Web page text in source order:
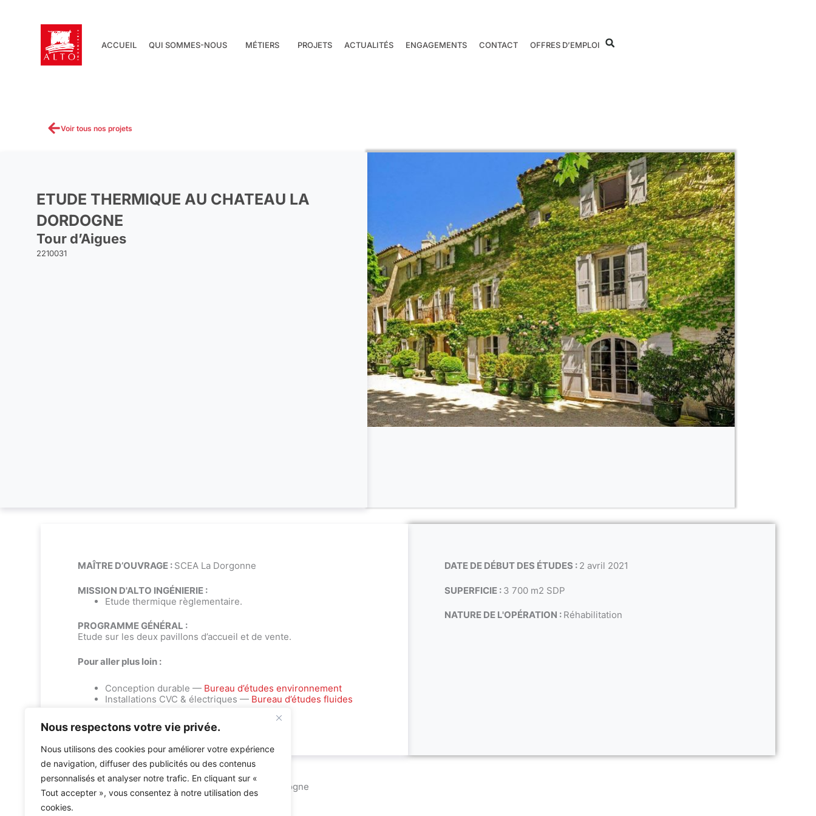
Nous respectons votre vie privée.
Nous utilisons des cookies pour améliorer votre expérience
de navigation, diffuser des publicités ou des contenus
personnalisés et analyser notre trafic. En cliquant sur «
Tout accepter », vous consentez à notre utilisation des
cookies.
ACCUEIL QUI SOMMES-NOUS MÉTIERS PROJETS ACTUALITÉS ENGAGEMENTS CONTACT OFFRES D’EMPLOI
Voir tous nos projets
ETUDE THERMIQUE AU CHATEAU LA
DORDOGNE
Tour d’Aigues
2210031
DATE DE DÉBUT DES ÉTUDES : 2 avril 2021
SUPERFICIE : 3 700 m2 SDP
NATURE DE L'OPÉRATION : Réhabilitation
MAÎTRE D’OUVRAGE : SCEA La Dorgonne
MISSION D'ALTO INGÉNIERIE :
Etude thermique règlementaire.
PROGRAMME GÉNÉRAL :
Etude sur les deux pavillons d’accueil et de vente.
Pour aller plus loin :
Conception durable — Bureau d’études environnement
Installations CVC & électriques — Bureau d’études fluides
Accueil » Etude thermique au Chateau La Dordogne